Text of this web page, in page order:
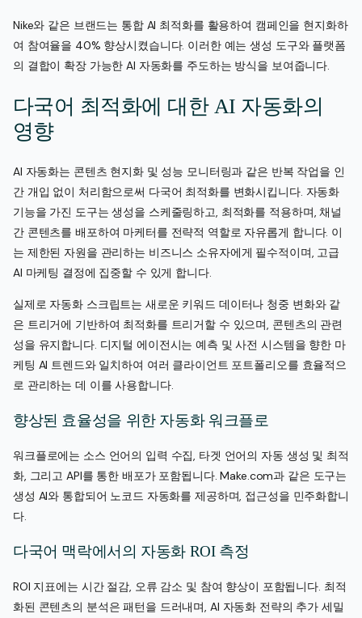
Nike와 같은 브랜드는 통합 AI 최적화를 활용하여 캠페인을 현지화하
여 참여율을 40% 향상시켰습니다. 이러한 예는 생성 도구와 플랫폼
의 결합이 확장 가능한 AI 자동화를 주도하는 방식을 보여줍니다.
다국어 최적화에 대한 AI 자동화의
영향
AI 자동화는 콘텐츠 현지화 및 성능 모니터링과 같은 반복 작업을 인
간 개입 없이 처리함으로써 다국어 최적화를 변화시킵니다. 자동화
기능을 가진 도구는 생성을 스케줄링하고, 최적화를 적용하며, 채널
간 콘텐츠를 배포하여 마케터를 전략적 역할로 자유롭게 합니다. 이
는 제한된 자원을 관리하는 비즈니스 소유자에게 필수적이며, 고급
AI 마케팅 결정에 집중할 수 있게 합니다.
실제로 자동화 스크립트는 새로운 키워드 데이터나 청중 변화와 같
은 트리거에 기반하여 최적화를 트리거할 수 있으며, 콘텐츠의 관련
성을 유지합니다. 디지털 에이전시는 예측 및 사전 시스템을 향한 마
케팅 AI 트렌드와 일치하여 여러 클라이언트 포트폴리오를 효율적으
로 관리하는 데 이를 사용합니다.
향상된 효율성을 위한 자동화 워크플로
워크플로에는 소스 언어의 입력 수집, 타겟 언어의 자동 생성 및 최적
화, 그리고 API를 통한 배포가 포함됩니다. Make.com과 같은 도구는
생성 AI와 통합되어 노코드 자동화를 제공하며, 접근성을 민주화합니
다.
다국어 맥락에서의 자동화 ROI 측정
ROI 지표에는 시간 절감, 오류 감소 및 참여 향상이 포함됩니다. 최적
화된 콘텐츠의 분석은 패턴을 드러내며, AI 자동화 전략의 추가 세밀